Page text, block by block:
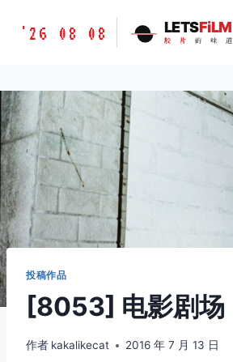
胶
味
道
LETSFILM
'26 08 08 LETSFiLM
胶 片 的 味 道
投稿作品
[8053] 电影剧场
作者 kakalikecat 2016 年 7 月 13 日